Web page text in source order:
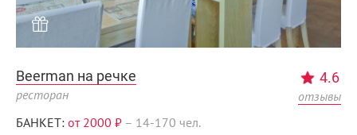
Beerman на речке
ресторан
4.6
отзывы
БАНКЕТ: от 2000 ₽ – 14-170 чел.